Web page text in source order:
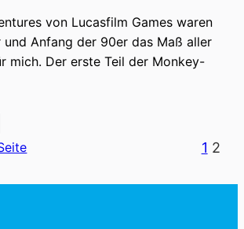
von Lucasfilm Games waren
und Anfang der 90er das Maß aller
mich. Der erste Teil der Monkey-
1 2